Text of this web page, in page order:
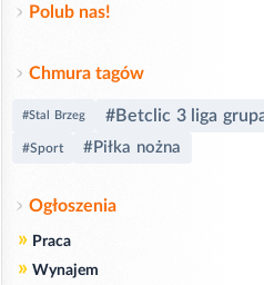
Polub nas!
Chmura tagów
#Stal Brzeg #Betclic 3 liga
#Sport #Piłka nożna
Ogłoszenia
» Praca
» Wynajem